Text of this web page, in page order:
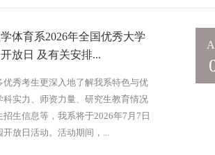
体育系2026年全国优秀大学
放日 及有关安排...
优秀考生更深入地了解我系特色与优
科实力、师资力量、研究生教育情况
招生信息等，我系将于2026年7月7日
开放日活动。活动期间，...